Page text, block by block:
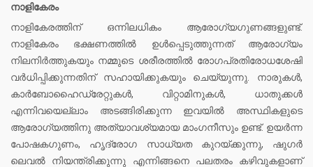
നാളികേരം
നാളികേരത്തിന് ഒന്നിലധികം ആരോഗ്യഗുണങ്ങളുണ്ട്.
നാളികേരം ഭക്ഷണത്തിൽ ഉൾപ്പെടുത്തുന്നത് ആരോഗ്യം
നിലനിർത്തുകയും നമ്മുടെ ശരീരത്തിൽ രോഗപ്രതിരോധശേഷി
വർധിപ്പിക്കുന്നതിന് സഹായിക്കുകയും ചെയ്യുന്നു. നാരുകൾ,
കാർബോഹൈഡ്രേറ്റുകൾ, വിറ്റാമിനുകൾ, ധാതുക്കൾ
എന്നിവയെല്ലാം അടങ്ങിരിക്കുന്ന ഇവയിൽ അസ്ഥികളുടെ
ആരോഗ്യത്തിനു അത്യാവശ്യമായ മാംഗനീസും ഉണ്ട്. ഉയർന്ന
പോഷകഗുണം, ഹൃദ്രോഗ സാധ്യത കുറയ്ക്കുന്നു, ഷുഗർ
ലെവൽ നിയന്ത്രിക്കുന്നു എന്നിങ്ങനെ പലതരം കഴിവുകളാണ്